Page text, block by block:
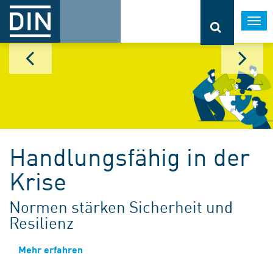
Handlungsfähig in der
Krise
Normen stärken Sicherheit und
Resilienz
Mehr erfahren